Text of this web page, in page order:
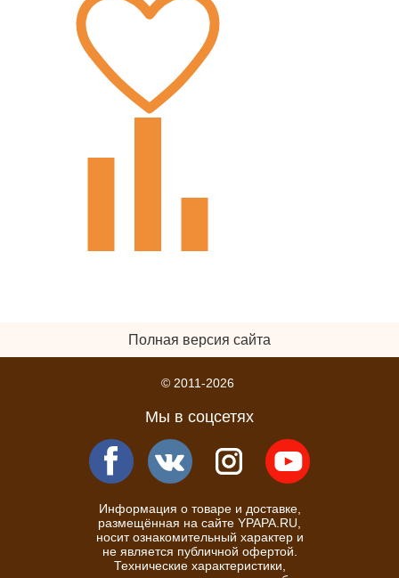
Полная версия сайта
© 2011-2026
Мы в соцсетях
Информация о товаре и доставке,
размещённая на сайте YPAPA.RU,
носит ознакомительный характер и
не является публичной офертой.
Технические характеристики,